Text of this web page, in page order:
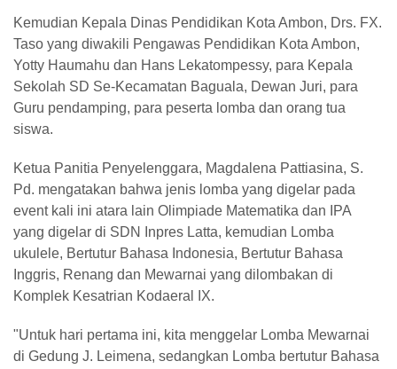
Kemudian Kepala Dinas Pendidikan Kota Ambon, Drs. FX.
Taso yang diwakili Pengawas Pendidikan Kota Ambon,
Yotty Haumahu dan Hans Lekatompessy, para Kepala
Sekolah SD Se-Kecamatan Baguala, Dewan Juri, para
Guru pendamping, para peserta lomba dan orang tua
siswa.
Ketua Panitia Penyelenggara, Magdalena Pattiasina, S.
Pd. mengatakan bahwa jenis lomba yang digelar pada
event kali ini atara lain Olimpiade Matematika dan IPA
yang digelar di SDN Inpres Latta, kemudian Lomba
ukulele, Bertutur Bahasa Indonesia, Bertutur Bahasa
Inggris, Renang dan Mewarnai yang dilombakan di
Komplek Kesatrian Kodaeral IX.
"Untuk hari pertama ini, kita menggelar Lomba Mewarnai
di Gedung J. Leimena, sedangkan Lomba bertutur Bahasa